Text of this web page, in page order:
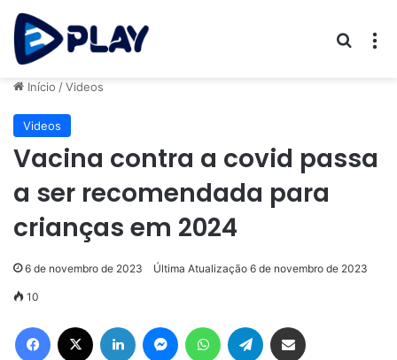
Início /Videos
Videos
Vacina contra a covid passa
a ser recomendada para
crianças em 2024
6 de novembro de 2023 Última Atualização 6 de novembro de 2023
10